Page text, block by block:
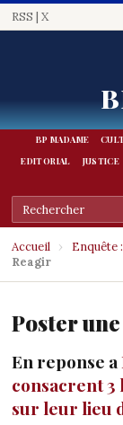
RSS | X
BP MADAME
EDITORIAL
JUSTICE
Accueil › Enquête
Reagir
Poster
En reponse a
consacrent
sur leur lieu